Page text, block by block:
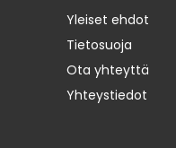
Yleiset ehdot
Tietosuoja
Ota yhteyttä
Yhteystiedot